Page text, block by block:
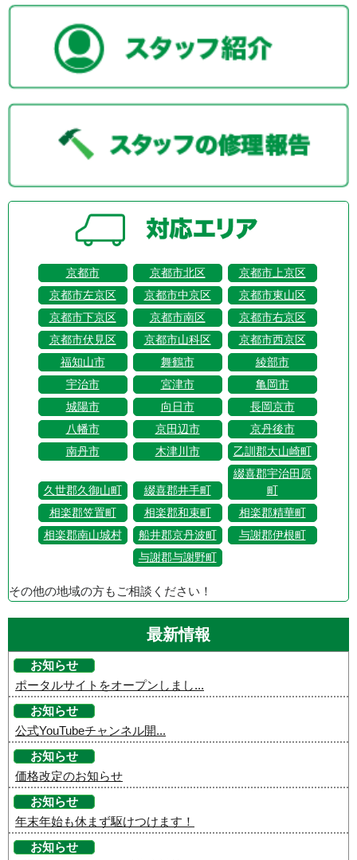
京都市 京都市北区
京都市上京区
京都市左京区
京都市中京区
京都市東山区
京都市下京区
京都市南区
京都市右京区
京都市伏見区
京都市山科区
京都市西京区
福知山市
舞鶴市
綾部市
宇治市
宮津市
亀岡市
城陽市
向日市
長岡京市
八幡市
京田辺市
京丹後市
南丹市
木津川市 乙訓郡大山崎町
久世郡久御山町 綴喜郡井手町
綴喜郡宇治田原
町
相楽郡笠置町
相楽郡和束町
相楽郡精華町
相楽郡南山城村
船井郡京丹波町
与謝郡伊根町
与謝郡与謝野町
その他の地域の方もご相談ください！
最新情報
お知らせ
ポータルサイトをオープンしまし...
お知らせ
公式YouTubeチャンネル開...
お知らせ
価格改定のお知らせ
お知らせ
年末年始も休まず駆けつけます！
お知らせ